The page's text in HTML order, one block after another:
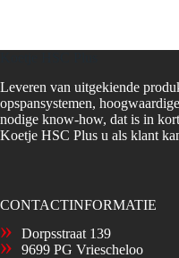
Leveren van uitgekiende
opspansystemen,
nodige know-how, dat is in
Koetje HSC Plus u als klant
CONTACTINFORMATIE
Dorpsstraat 139
9699 PG Vriescheloo